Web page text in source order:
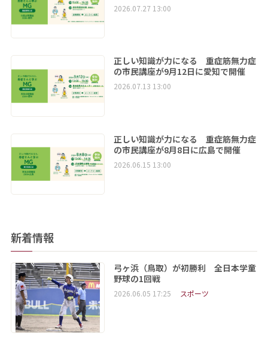
2026.07.27 13:00
正しい知識が力になる 重症筋無力症
の市民講座が9月12日に愛知で開催
2026.07.13 13:00
正しい知識が力になる 重症筋無力症
の市民講座が8月8日に広島で開催
2026.06.15 13:00
新着情報
弓ヶ浜（鳥取）が初勝利 全日本学童
野球の1回戦
2026.06.05 17:25 スポーツ